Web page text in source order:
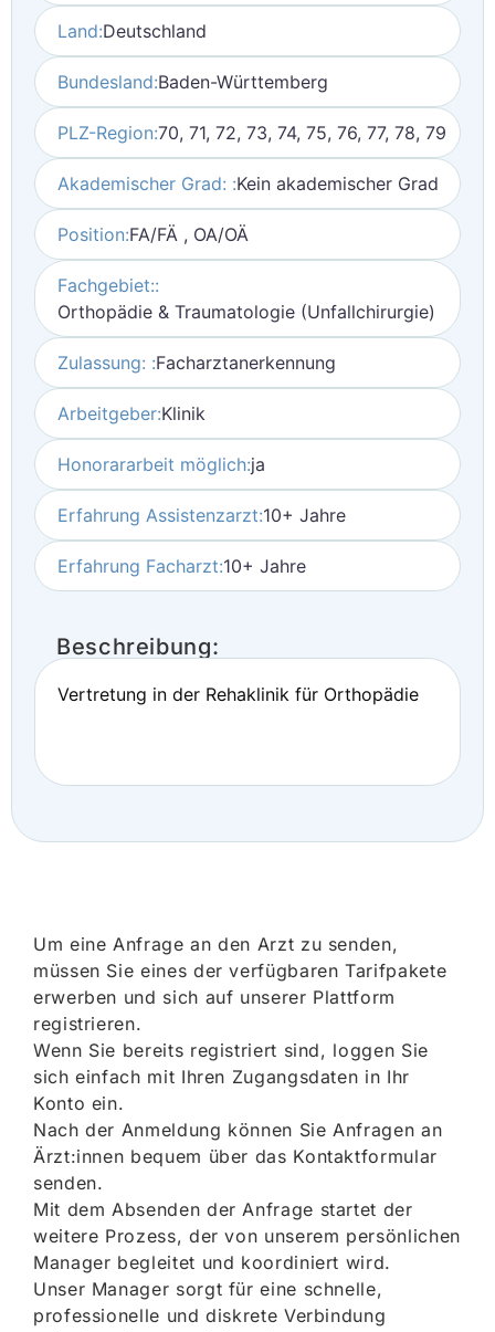
Land:Deutschland
Bundesland:Baden-Württemberg
PLZ-Region:70, 71, 72, 73, 74, 75, 76, 77, 78, 79
Akademischer Grad: :Kein akademischer Grad
Position:FA/FÄ , OA/OÄ
Fachgebiet::
Orthopädie & Traumatologie (Unfallchirurgie)
Zulassung: :Facharztanerkennung
Arbeitgeber:Klinik
Honorararbeit möglich:ja
Erfahrung Assistenzarzt:10+ Jahre
Erfahrung Facharzt:10+ Jahre
Beschreibung:
Vertretung in der Rehaklinik für Orthopädie
Um eine Anfrage an den Arzt zu senden,
müssen Sie eines der verfügbaren Tarifpakete
erwerben und sich auf unserer Plattform
registrieren.
Wenn Sie bereits registriert sind, loggen Sie
sich einfach mit Ihren Zugangsdaten in Ihr
Konto ein.
Nach der Anmeldung können Sie Anfragen an
Ärzt:innen bequem über das Kontaktformular
senden.
Mit dem Absenden der Anfrage startet der
weitere Prozess, der von unserem persönlichen
Manager begleitet und koordiniert wird.
Unser Manager sorgt für eine schnelle,
professionelle und diskrete Verbindung